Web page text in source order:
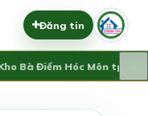
Đăng tin
Bà Điểm Hóc Môn tphcm